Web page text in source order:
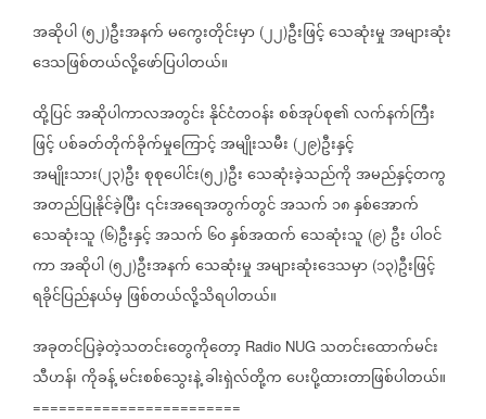
အဆိုပါ (၅၂)ဦးအနက်မကွေးတိုင်းမှာ (၂၂)ဦးဖြင့်သေဆုံးမှုအများဆုံး
ဒေသဖြစ်တယ်လို့ဖော်ပြပါတယ်။
ထို့ပြင်အဆိုပါကာလအတွင်းနိုင်ငံတဝန်းစစ်အုပ်စု၏လက်နက်ကြီး
ဖြင့်ပစ်ခတ်တိုက်ခိုက်မှုကြောင့်အမျိုးသမီး (၂၉)ဦးနှင့်
အမျိုးသား(၂၃)ဦးစုစုပေါင်း(၅၂)ဦးသေဆုံးခဲ့သည်ကိုအမည်နှင့်တကွ
အတည်ပြုနိုင်ခဲ့ပြီး၎င်းအရေအတွက်တွင်အသက် ၁၈နှစ်အောက်
သေဆုံးသူ (၆)ဦးနှင့်အသက် ၆၀နှစ်အထက်သေဆုံးသူ (၉) ဦးပါဝင်
ကာအဆိုပါ (၅၂)ဦးအနက်သေဆုံးမှုအများဆုံးဒေသမှာ (၁၃)ဦးဖြင့်
ရခိုင်ပြည်နယ်မှ ဖြစ်တယ်လို့သိရပါတယ်။
အခုတင်ပြခဲ့တဲ့သတင်းတွေကိုတော့ Radio NUG သတင်းထောက်မင်း
သီဟန်၊ကိုခန့်မင်းစစ်သွေးနဲ့ခါးရှဲလ်တို့ကပေးပို့ထားတာဖြစ်ပါတယ်။
========================